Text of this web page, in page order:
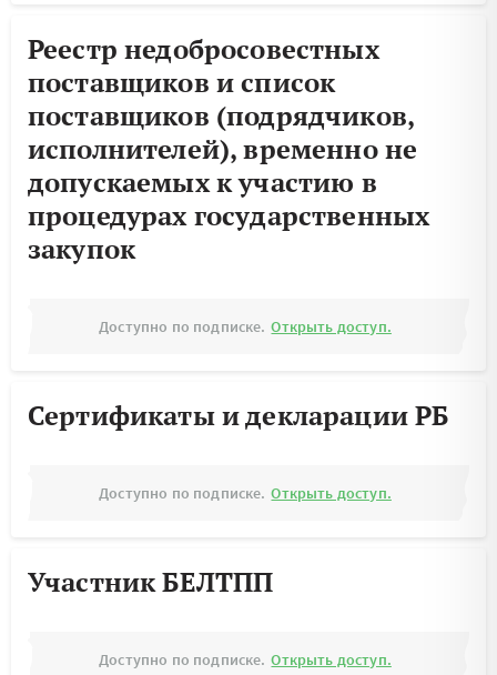
Реестр недобросовестных
поставщиков и список
поставщиков (подрядчиков,
исполнителей), временно не
допускаемых к участию в
процедурах государственных
закупок
Доступно по подписке. Открыть доступ.
Сертификаты и декларации РБ
Доступно по подписке. Открыть доступ.
Участник БЕЛТПП
Доступно по подписке. Открыть доступ.